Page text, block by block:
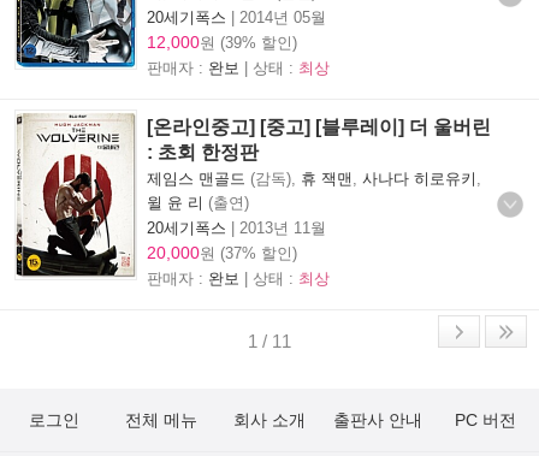
20세기폭스 | 2014년 05월
12,000원 (39% 할인)
판매자 : 완보 | 상태 : 최상
[온라인중고] [중고] [블루레이] 더 울버린
: 초회 한정판
제임스 맨골드 (감독), 휴 잭맨 사나다 히로유키
윌 윤 리 (출연)
20세기폭스 | 2013년 11월
20,000원 (37% 할인)
판매자 : 완보 | 상태 : 최상
1 / 11
로그인 전체 메뉴 회사 소개 출판사 안내 PC 버전